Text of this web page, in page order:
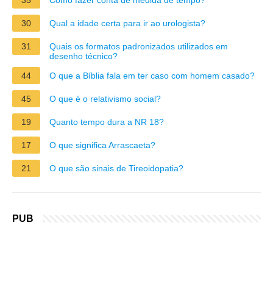
30 Qual a idade certa para ir ao urologista?
31
Quais os formatos padronizados utilizados em
desenho técnico?
44
O que a Bíblia fala em ter caso com homem casado?
45 O que é o relativismo social?
19 Quanto tempo dura a NR 18?
17 O que significa Arrascaeta?
21 O que são sinais de Tireoidopatia?
PUB